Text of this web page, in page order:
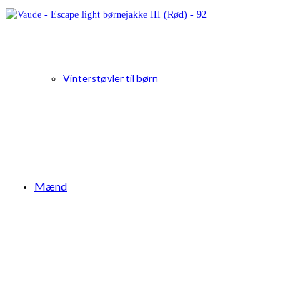
Vinterstøvler til børn
Mænd